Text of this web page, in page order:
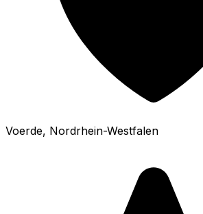
Voerde, Nordrhein-Westfalen